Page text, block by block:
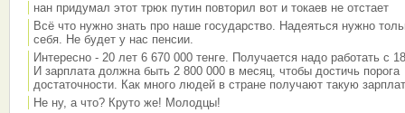
нан придумал этот трюк путин повторил вот и токаев не отстает
Всё что нужно знать про наше государство. Надеяться нужно
себя. Не будет у нас пенсии.
Интересно - 20 лет 6 670 000 тенге. Получается надо работать с
И зарплата должна быть 2 800 000 в месяц, чтобы достичь порога
достаточности. Как много людей в стране получают такую
Не ну, а что? Круто же! Молодцы!